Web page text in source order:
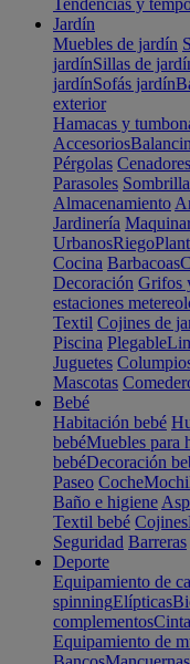
Tendencias y
Jardín
Muebles de jardín
jardínSillas de
jardínSofás jardín
exterior
Hamacas y
Accesorios
Pérgolas Cenadores
Parasoles
Almacenamiento
Jardinería
UrbanosRiego
Cocina Barbacoas
Decoración Grifos
estaciones
Textil Cojines de
Piscina Plegable
Juguetes
Mascotas
Bebé
Habitación bebé
bebéMuebles para
bebéDecoración
Paseo Coche
Baño e higiene
Textil bebé Cojines
Seguridad Barreras
Deporte
Equipamiento de
spinningElípticas
complementos
Equipamiento de